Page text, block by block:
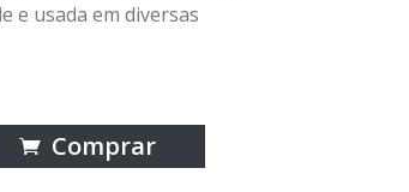
e usada em diversas
Comprar